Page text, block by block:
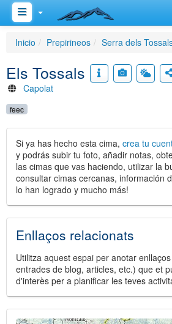
Inicio Prepirineos Serra dels
Els Tossals
Capolat
feec
Si ya has hecho esta cima, crea tu
y podrás subir tu foto, añadir notas,
las cimas que vas haciendo, utilizar la
consultar cimas cercanas, información
lo han logrado y mucho más!
Enllaços relacionats
Utilitza aquest espai per anotar
entrades de blog, articles, etc.) que et
d'interès per a planificar les teves